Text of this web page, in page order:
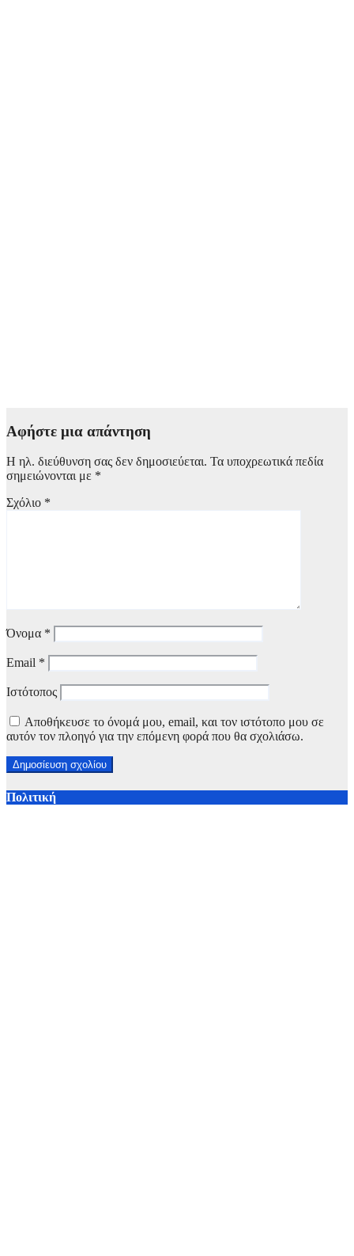
Αφήστε μια απάντηση
Η ηλ. διεύθυνση σας δεν δημοσιεύεται. Τα υποχρεωτικά πεδία
σημειώνονται με *
Σχόλιο *
Όνομα *
Email *
Ιστότοπος
Αποθήκευσε το όνομά μου, email, και τον ιστότοπο μου σε
αυτόν τον πλοηγό για την επόμενη φορά που θα σχολιάσω.
Πολιτική